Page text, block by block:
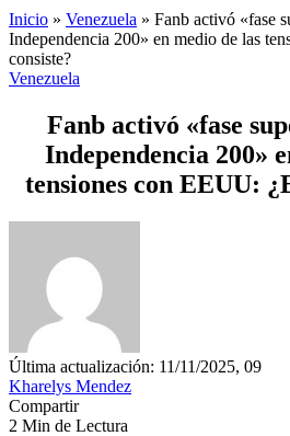
Inicio » Venezuela » Fanb activó «fase
Independencia 200» en medio de las
consiste?
Venezuela
Fanb activó «fase
Independencia 200»
tensiones con EEUU:
Última actualización: 11/11/2025, 09
Kharelys Mendez
Compartir
2 Min de Lectura